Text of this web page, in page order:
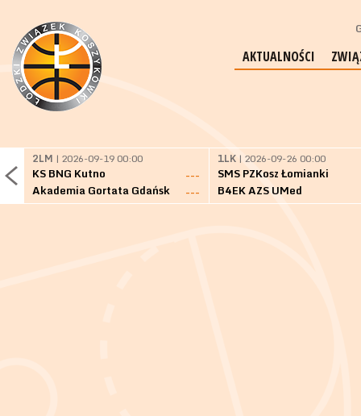
AKTUALNOŚCI
2LM | 2026-09-19 00:00
KS BNG Kutno
---
Akademia Gortata Gdańsk
---
1LK | 2026-09-26 00:00
SMS PZKosz Łomianki
B4EK AZS UMed